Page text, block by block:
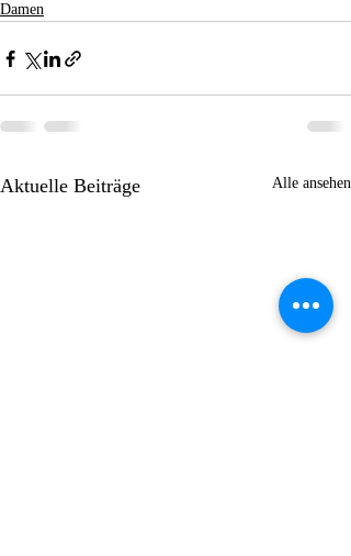
Damen
Aktuelle Beiträge Alle ansehen